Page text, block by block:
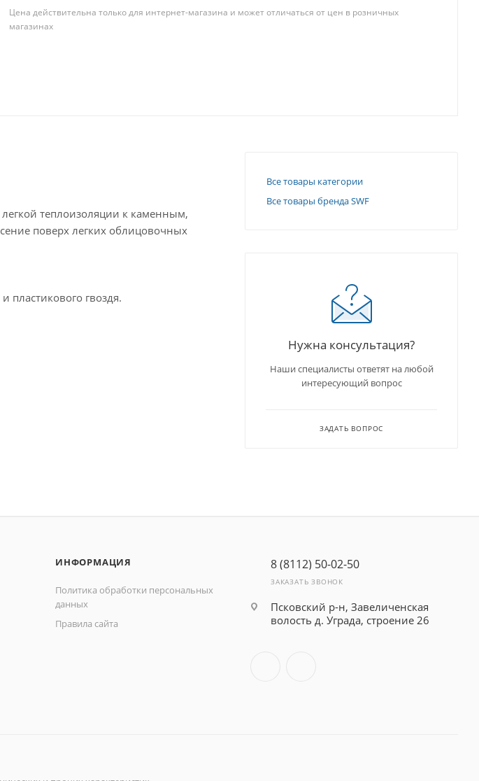
Цена действительна только для интернет-магазина и может отличаться от цен в розничных
магазинах
теплоизоляции к каменным,
поверх легких облицовочных
пластикового гвоздя.
Все товары категории
Все товары бренда SWF
Нужна консультация?
Наши специалисты ответят на любой
интересующий вопрос
ЗАДАТЬ ВОПРОС
ИНФОРМАЦИЯ
Политика обработки персональных
данных
Правила сайта
8 (8112) 50-02-50
ЗАКАЗАТЬ ЗВОНОК
Псковский р-н, Завеличенская
волость д. Уграда, строение 26